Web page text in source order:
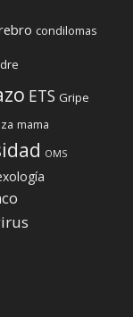
condilomas
ETS Gripe
mama
OMS